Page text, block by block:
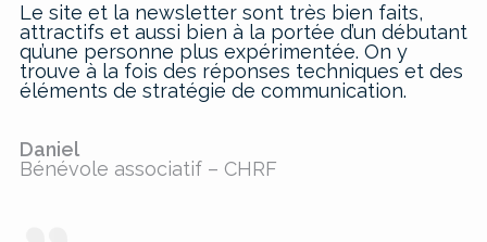
Le site et la newsletter sont très bien faits,
attractifs et aussi bien à la portée d’un débutant
qu’une personne plus expérimentée. On y
trouve à la fois des réponses techniques et des
éléments de stratégie de communication.
Daniel
Bénévole associatif – CHRF